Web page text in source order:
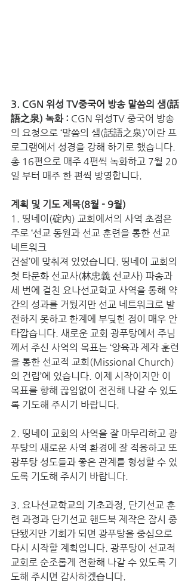
3. CGN 위성 TV중국어 방송 말씀의 샘(話
語之泉) 녹화 : CGN 위성TV 중국어 방송
의 요청으로 ‘말씀의 샘(話語之泉)’이란 프
로그램에서 성경을 강해 하기로 했습니다.
총 16편으로 매주 4편씩 녹화하고 7월 20
일 부터 매주 한 편씩 방영합니다.
계획 및 기도 제목(8월 - 9월)
1. 띵네이(碇內) 교회에서의 사역 초점은
주로 ‘선교 동원과 선교 훈련을 통한 선교
네트워크
건설’에 맞춰져 있었습니다. 띵네이 교회의
첫 타문화 선교사(林忠義 선교사) 파송과
세 번에 걸친 요나선교학교 사역을 통해 약
간의 성과를 거뒀지만 선교 네트워크로 발
전하지 못하고 한계에 부딪힌 점이 매우 안
타깝습니다. 새로운 교회 광푸탕에서 주님
께서 주신 사역의 목표는 ‘양육과 제자 훈련
을 통한 선교적 교회(Missional Church)
의 건립’에 있습니다. 이제 시작이지만 이
목표를 향해 끊임없이 전진해 나갈 수 있도
록 기도해 주시기 바랍니다.
2. 띵네이 교회의 사역을 잘 마무리하고 광
푸탕의 새로운 사역 환경에 잘 적응하고 또
광푸탕 성도들과 좋은 관계를 형성할 수 있
도록 기도해 주시기 바랍니다.
3. 요나선교학교의 기초과정, 단기선교 훈
련 과정과 단기선교 핸드북 제작은 잠시 중
단됐지만 기회가 되면 광푸탕을 중심으로
다시 시작할 계획입니다. 광푸탕이 선교적
교회로 순조롭게 전환해 나갈 수 있도록 기
도해 주시면 감사하겠습니다.